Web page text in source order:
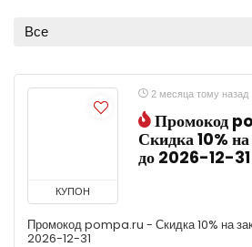
Все
КУПОН
2 месяца тому назад
Промокод
Скидка 10% на
до 2026-12-31
Промокод pompa.ru - Скидка 10% на
2026-12-31